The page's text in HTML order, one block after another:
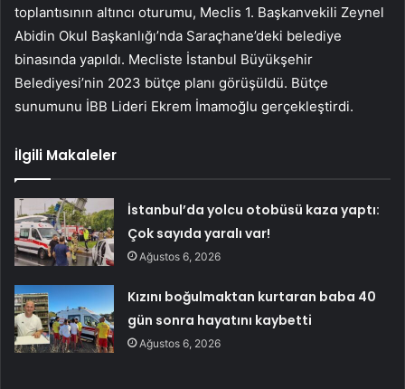
toplantısının altıncı oturumu, Meclis 1. Başkanvekili Zeynel
Abidin Okul Başkanlığı’nda Saraçhane’deki belediye
binasında yapıldı. Mecliste İstanbul Büyükşehir
Belediyesi’nin 2023 bütçe planı görüşüldü. Bütçe
sunumunu İBB Lideri Ekrem İmamoğlu gerçekleştirdi.
İlgili Makaleler
İstanbul’da yolcu otobüsü kaza yaptı:
Çok sayıda yaralı var!
Ağustos 6, 2026
Kızını boğulmaktan kurtaran baba 40
gün sonra hayatını kaybetti
Ağustos 6, 2026